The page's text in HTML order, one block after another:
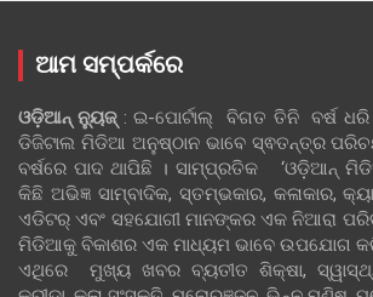
ଆମ ସମ୍ପର୍କରେ
ଓଡ଼ିଆନ୍‍ ନ୍ୟୁଜ୍‍: ଇ-ପୋର୍ଟାଲ୍ ବିଗତ ତିନି ବର୍ଷ
ଡିଜିଟାଲ ମିଡିଆ ଅନୁଷ୍ଠାନ ଭାବେ ସ୍ଵତନ୍ତ୍ର
ବର୍ଷରେ ପାଦ ଥାପିଛି । ସାମ୍ପ୍ରତିକ ‘ଓଡ଼ିଆନ୍‍
କିଛି ଅଭିଜ୍ଞ ସାମ୍ବାଦିକ, ସ୍ତମ୍ଭକାର, କଳାକାର,
ଏଡିଟର୍ ଏବଂ ସହଯୋଗୀ ମାନଙ୍କର ଏକ ନିଆରା
ମିଡିଆକୁ ବିକାଶର ଏକ ମାଧ୍ୟମ ଭାବେ ଉପଯୋଗ
ଏଥିରେ ମୁଖ୍ୟ ଖବର ବ୍ୟତୀତ ଶିକ୍ଷା,